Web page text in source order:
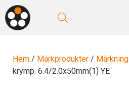
Hoppa
till
innehåll
Hem / Märkprodukter / Märkning
krymp. 6.4/2.0x50mm(1) YE